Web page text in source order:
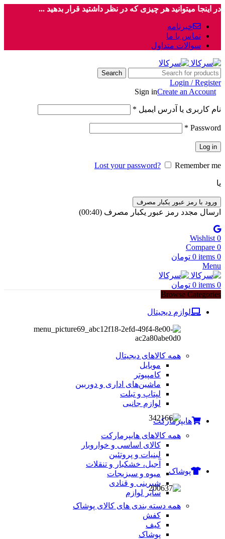
در اینجا میتوانید هر چیزی که در نظر داشتید قرار بدهید ...
خبرنامه
تماس با ما
سوالات متداول
Search
Login / Register
Sign inCreate an Account
نام کاربری یا آدرس ایمیل *
Password
*
Log in
Lost your password? Remember me
یا
ورود با رمز عبور یکبار مصرف
ارسال مجدد رمز عبور یکبار مصرف (00:
40
)
0
Wishlist
0
Compare
0
items
0 تومان
Menu
0
items
0 تومان
Browse Categories
لوازم دیجیتال
همه کالاهای دیجیتال
موبایل
کامپیوتر
ماشین‌های اداری و دوربین
لپتاپ و تبلت
لوازم جانبی
هایپرمارکت
همه کالاهای هایپرمارکت
کالای اساسی و خواروبار
لبنیات و پروتئین
آجیل، خشکبار و تنقلات
میوه و سبزیجات
شیرینی و قنادی
سایر لوازم
پوشاک
همه دسته بندی های کالای پوشاک
کفش
کیف
پوشاک